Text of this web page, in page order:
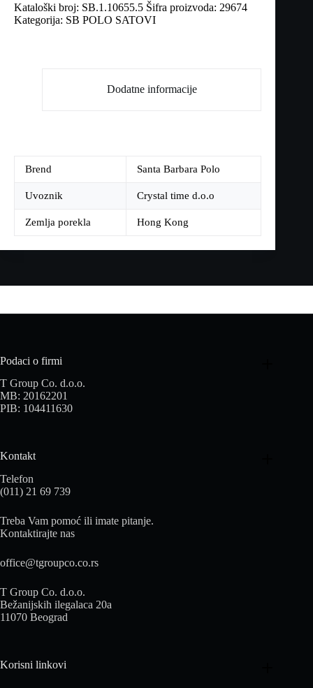
Kataloški broj: SB.1.10655.5 Šifra proizvoda: 29674
Kategorija: SB POLO SATOVI
Dodatne informacije
Brend Santa Barbara Polo
Uvoznik Crystal time d.o.o
Zemlja porekla Hong Kong
Podaci o firmi
T Group Co. d.o.o.
MB: 20162201
PIB: 104411630
Kontakt
Telefon
(011) 21 69 739
Treba Vam pomoć ili imate pitanje.
Kontaktirajte nas
office@tgroupco.co.rs
T Group Co. d.o.o.
Bežanijskih ilegalaca 20a
11070 Beograd
Korisni linkovi